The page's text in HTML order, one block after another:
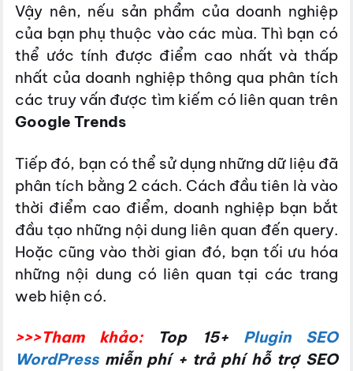
Vậy nên, nếu sản phẩm của doanh nghiệp
của bạn phụ thuộc vào các mùa. Thì bạn có
thể ước tính được điểm cao nhất và thấp
nhất của doanh nghiệp thông qua phân tích
các truy vấn được tìm kiếm có liên quan trên
Google Trends
Tiếp đó, bạn có thể sử dụng những dữ liệu đã
phân tích bằng 2 cách. Cách đầu tiên là vào
thời điểm cao điểm, doanh nghiệp bạn bắt
đầu tạo những nội dung liên quan đến query.
Hoặc cũng vào thời gian đó, bạn tối ưu hóa
những nội dung có liên quan tại các trang
web hiện có.
>>>Tham khảo:Top 15+ Plugin SEO
WordPressmiễn phí + trả phí hỗ trợ SEO